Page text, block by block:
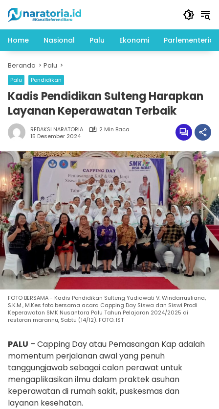
konten
Home
Nasional Palu Ekonomi Parlementeria
Beranda Palu
Palu Pendidikan
Kadis Pendidikan Sulteng Harapkan
Layanan Keperawatan Terbaik
REDAKSI NARATORIA
2 Min Baca
15 Desember 2024
FOTO BERSAMA - Kadis Pendidikan Sulteng Yudiawati V. Windarrusliana,
S.K.M., M.Kes foto bersama acara Capping Day Siswa dan Siswi Prodi
Keperawatan SMK Nusantara Palu Tahun Pelajaran 2024/2025 di
restoran marannu, Sabtu (14/12). FOTO: IST
PALU – Capping Day atau Pemasangan Kap adalah
momentum perjalanan awal yang penuh
tanggungjawab sebagai calon perawat untuk
mengaplikasikan ilmu dalam praktek asuhan
keperawatan di rumah sakit, puskesmas dan
layanan kesehatan.